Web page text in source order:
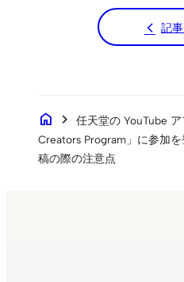
記
home chevron_right
任天堂の YouTube
Creators Program」に参加
稿の際の注意点